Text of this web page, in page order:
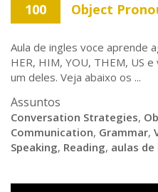
100 Object
Aula de ingles voce aprende
HER, HIM, YOU, THEM, US
um deles. Veja abaixo os ...
Assuntos
Conversation Strategies,
Communication, Grammar,
Speaking, Reading, aulas de